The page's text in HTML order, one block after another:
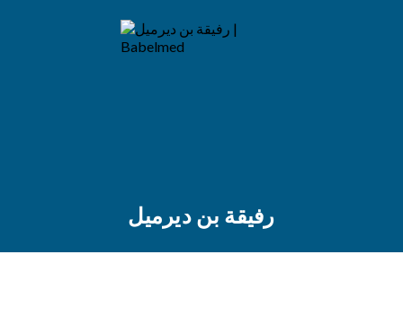
رفيقة بن ديرميل